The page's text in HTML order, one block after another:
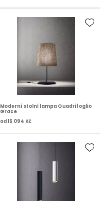
Moderní stolní lampa Quadrifoglio
Grace
od 15 094 Kč